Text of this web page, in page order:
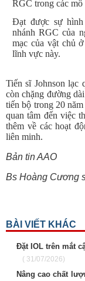
RGC trong các mô
Đạt được sự hình
nhánh RGC của
mạc của vật chủ
lĩnh vực này.
Tiến sĩ Johnson lạc
còn chặng đường
tiến bộ trong 20
quan tâm đến việc
thêm về các hoạt
liên minh.
Bản tin AAO
Bs Hoàng Cương
BÀI VIẾT KHÁC
Đặt IOL trên mắt
( 31/07/2026)
Nâng cao chất